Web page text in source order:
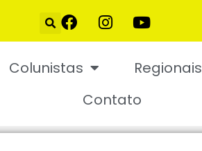
Colunistas Regionais
Contato